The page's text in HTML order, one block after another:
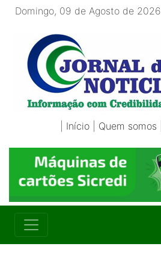
Domingo, 09 de Agosto de 2026
Início Quem somos